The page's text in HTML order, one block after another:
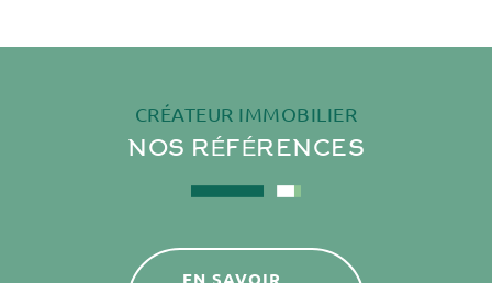
CRÉATEUR IMMOBILIER
NOS RÉFÉRENCES
EN SAVOIR